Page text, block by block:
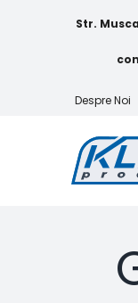
Str.
Despre Noi